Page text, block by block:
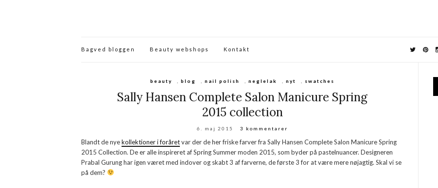
Bagved bloggen Beauty webshops Kontakt
beauty ,blog ,nail polish ,neglelak ,nyt swatches
Sally Hansen Complete Salon Manicure Spring
2015 collection
6. maj 2015 3 kommentarer
Blandt de nyekollektioner i foråretvar der de her friske farver fra Sally Hansen Complete Salon Manicure Spring
2015 Collection. De er alle inspireret af Spring Summer moden 2015, som byder på pastelnuancer. Designeren
Prabal Gurung har igen været med indover og skabt 3 af farverne, de første 3 for at være mere nøjagtig. Skal vi se
på dem?